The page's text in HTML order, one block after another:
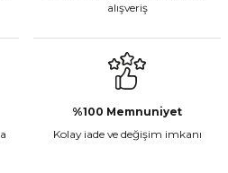
alışveriş
%100 Memnuniyet
Kolay iade ve değişim imkanı